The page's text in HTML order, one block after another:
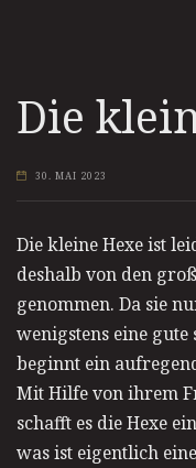
Die
30. MAI 2023
Die kleine Hexe ist
deshalb von den
genommen. Da sie
wenigstens eine gute
beginnt ein
Mit Hilfe von ihrem
schafft es die Hexe
was ist eigentlich